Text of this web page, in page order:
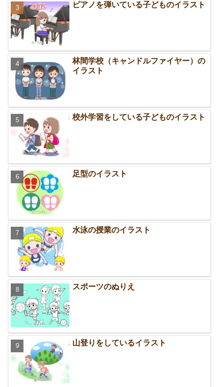
ピアノを弾いている子どものイラスト
林間学校（キャンドルファイヤー）の
イラスト
校外学習をしている子どものイラスト
足型のイラスト
水泳の授業のイラスト
スポーツのぬりえ
山登りをしているイラスト